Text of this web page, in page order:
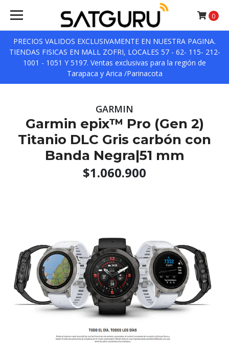
PRECIOS VALIDOS EXCLUSIVAMENTE EN NUESTRA PAGINA.
TIENDAS FISICAS EN MALL ZOFRI, LOCALES 57 - 62- 115- 212-
1001 - 1051 Y 5197. Ventas exclusivas para la región de
Tarapaca y Arica /Parinacota
0
GARMIN
Garmin epix™ Pro (Gen 2)
Titanio DLC Gris carbón con
Banda Negra|51 mm
$1.060.900